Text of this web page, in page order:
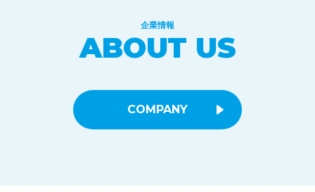
企業情報
ABOUT US
COMPANY